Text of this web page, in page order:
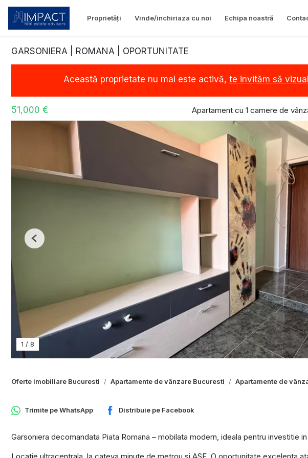
Proprietăți Vinde/inchiriaza cu noi Echipa noastră
GARSONIERA | ROMANA | OPORTUNITATE
Această proprietate nu mai este activă, te invităm să
51,000 € Apartament cu 1 camere de
1 / 8
Previous
Oferte imobiliare Bucuresti Apartamente de vânzare Bucuresti Apartamente de
Trimite peWhatsApp Distribuie pe Facebook
Garsoniera decomandata Piata Romana – mobilata modern, ideala pentru investitie